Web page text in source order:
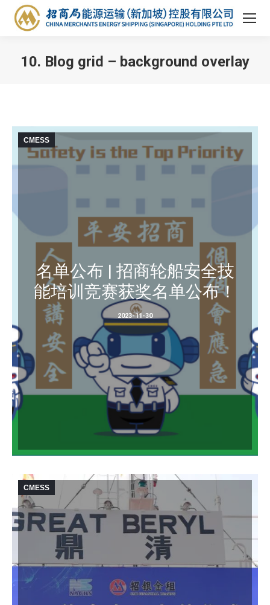
10. Blog grid – background overlay
CMESS
名单公布 | 招商轮船安全技
能培训竞赛获奖名单公布！
2023-11-30
CMESS